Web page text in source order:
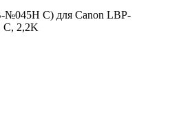
C) для Canon LBP-
C, 2,2K